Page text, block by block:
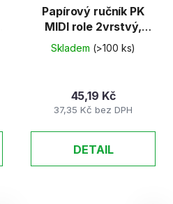
Papírový ručník PK
MIDI role 2vrstvý,
celulóza
Skladem (>100 ks)
37,35 Kč bez DPH
45,19 Kč
DETAIL